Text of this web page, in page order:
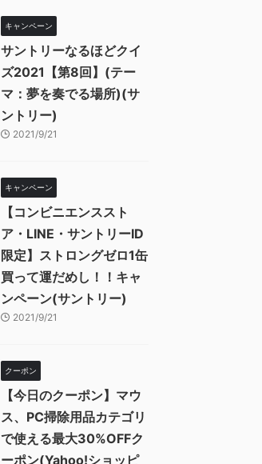
キャンペーン
サントリーなるほどクイ
ズ2021【第8回】(テー
マ：夢を奏でる場所)(サ
ントリー)
2021/9/21
キャンペーン
【コンビニエンススト
ア・LINE・サントリーID
限定】ストロングゼロ1缶
買って運だめし！！キャ
ンペーン(サントリー)
2021/9/21
クーポン
【今日のクーポン】マウ
ス、PC掃除用品カテゴリ
で使える最大30%OFFク
ーポン(Yahoo!ショッピ